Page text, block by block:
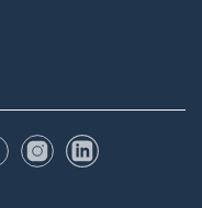
FacebookInstagram
LinkedIn